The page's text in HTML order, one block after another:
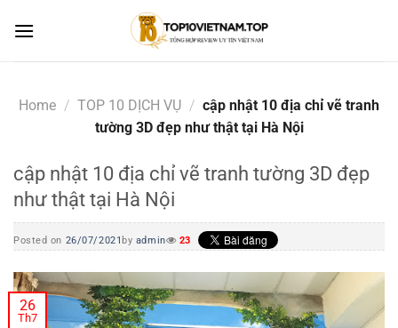
Home / TOP 10 DỊCH VỤ / cập nhật 10 địa chỉ vẽ tranh
tường 3D đẹp như thật tại Hà Nội
cập nhật 10 địa chỉ vẽ tranh tường 3D đẹp
như thật tại Hà Nội
Posted on 26/07/2021 by admin 23
26
Th7